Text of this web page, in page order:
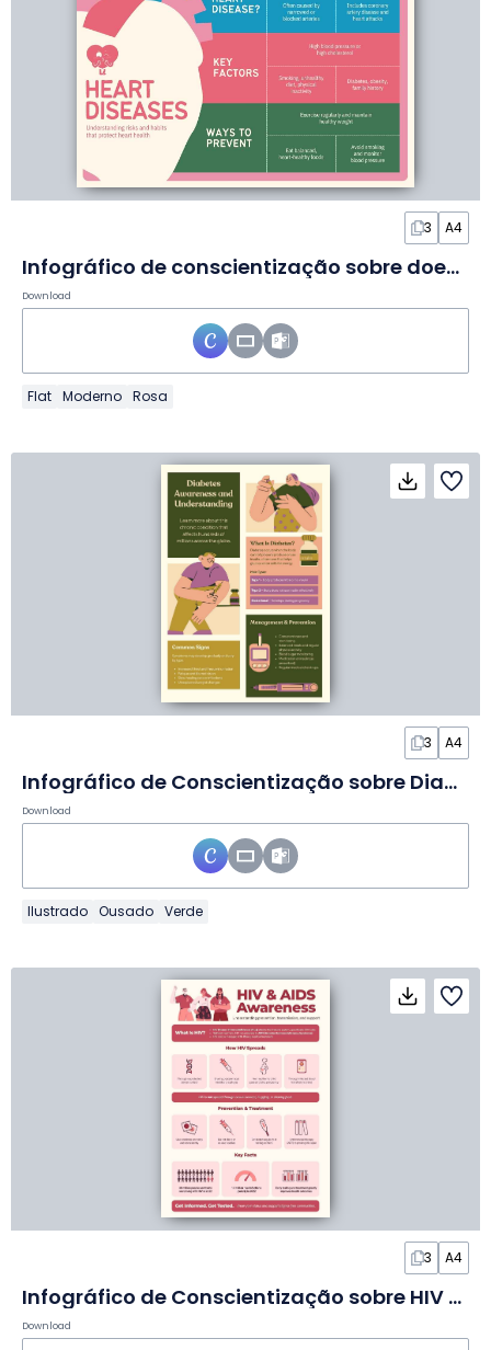
3 A4
Infográfico de conscientização sobre doenças do coração em Slides
Download
Flat Moderno Rosa
3 A4
Infográfico de Conscientização sobre Diabetes em Slides
Download
Ilustrado Ousado Verde
3 A4
Infográfico de Conscientização sobre HIV e AIDS em Slides
Download